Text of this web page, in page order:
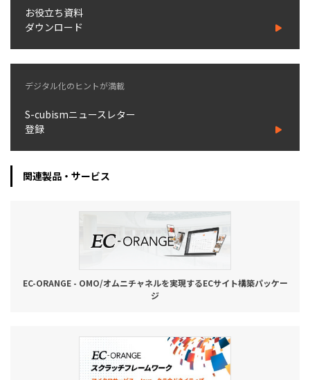
お役立ち資料
ダウンロード
デジタル化のヒントが満載
S-cubismニュースレター
登録
関連製品・サービス
EC-ORANGE - OMO/オムニチャネルを実現するECサイト構築パッケー
ジ